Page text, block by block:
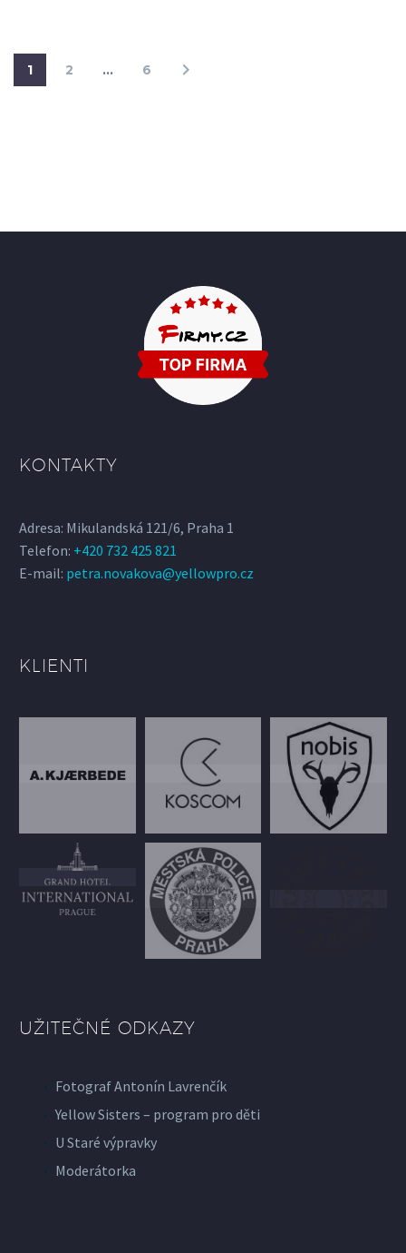
1 2 … 6
KONTAKTY
Adresa: Mikulandská 121/6, Praha 1
Telefon: +420 732 425 821
E-mail: petra.novakova@yellowpro.cz
KLIENTI
UŽITEČNÉ ODKAZY
Fotograf Antonín Lavrenčík
Yellow Sisters – program pro děti
U Staré výpravky
Moderátorka